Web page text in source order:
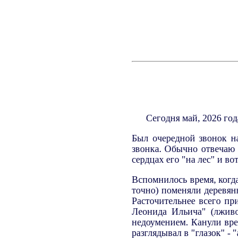
Сегодня май, 2026
Был очередной звонок
звонка. Обычно
сердцах его "на лес" и
Вспомнилось время,
точно) поменяли
Расточительнее всего
Леонида Ильича"
недоумением. Канули
разглядывал в "глазок" -